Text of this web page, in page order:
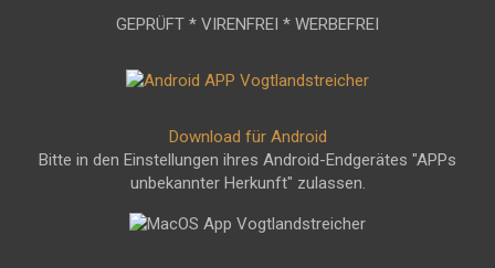
GEPRÜFT * VIRENFREI * WERBEFREI
Download für Android
Bitte in den Einstellungen ihres Android-Endgerätes "APPs
unbekannter Herkunft" zulassen.